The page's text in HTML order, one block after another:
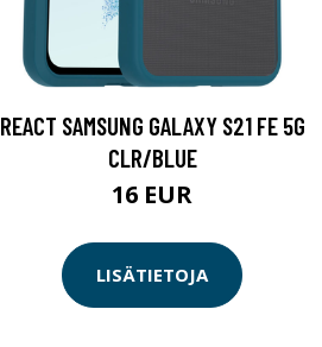
REACT SAMSUNG GALAXY S21 FE 5G
CLR/BLUE
16 EUR
LISÄTIETOJA